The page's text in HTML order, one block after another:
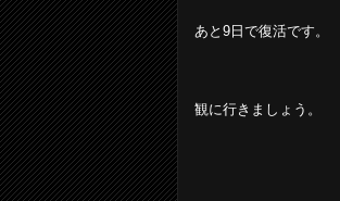
あと9日で復活です。
観に行きましょう。